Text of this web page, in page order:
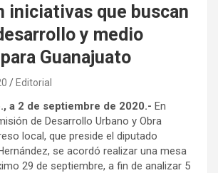
iniciativas que buscan
y medio
Guanajuato
Editorial
a 2 de septiembre de 2020.- En
de Desarrollo Urbano y Obra
local, que preside el diputado
se acordó realizar una mesa
29 de septiembre, a fin de analizar 5